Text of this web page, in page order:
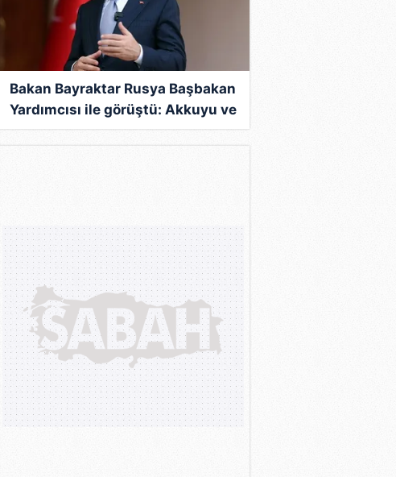
Bakan Bayraktar Rusya Başbakan
Yardımcısı ile görüştü: Akkuyu ve
doğal gaz gündemde!